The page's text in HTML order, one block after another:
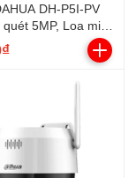
DH-P5I-PV
5MP, Loa mic,
rộng)